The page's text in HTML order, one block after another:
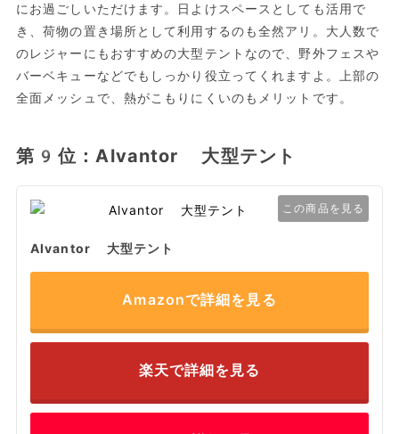
にお過ごしいただけます。日よけスペースとしても活用で
き、荷物の置き場所として利用するのも全然アリ。大人数で
のレジャーにもおすすめの大型テントなので、野外フェスや
バーベキューなどでもしっかり役立ってくれますよ。上部の
全面メッシュで、熱がこもりにくいのもメリットです。
第9位：Alvantor 大型テント
この商品を見る
Alvantor 大型テント
Amazonで詳細を見る
楽天で詳細を見る